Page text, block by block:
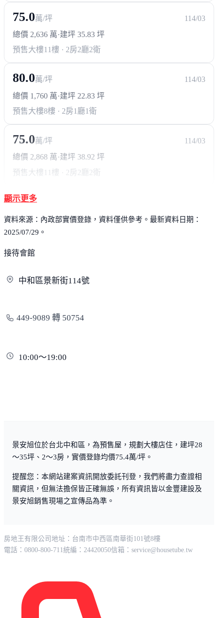
75.0萬/坪
114/03
總價 2,636 萬·建坪 35.83 坪
預售大樓11樓 · 2房2廳2衛
80.0萬/坪
114/03
總價 1,760 萬·建坪 22.83 坪
預售大樓8樓 · 2房1廳1衛
75.0萬/坪
114/03
總價 2,868 萬 ·建坪 38.92 坪
預售大樓 11樓 · 2房2廳2衛
顯示更多
資料來源：內政部實價登錄，資料僅供參考。最新資料日期：
2025/07/29。
接待會館
中和區景新街114號
449-9089 轉 50754
10:00～19:00
景安旭位於台北中和區，為預售屋，規劃大樓店住，建坪28
～35坪、2～3房，實價登錄均價75.4萬/坪。
提醒您：本網站建案資訊開放委託刊登，我們將盡力查證相
關資訊，但無法擔保皆正確無誤，所有資訊皆以金豐建設及
景安旭銷售現場之宣傳品為準。
房地王有限公司 地址：台南市中西區南華街101號8樓
電話：0800-800-711統編：24420050信箱： service@housetube.tw